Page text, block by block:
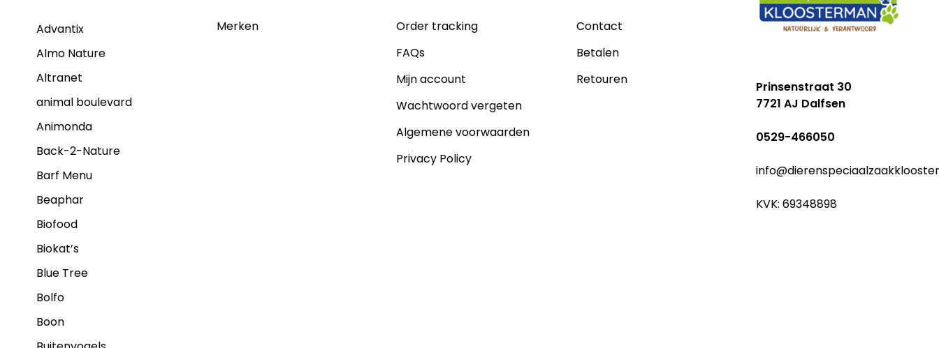
Advantix
Almo Nature
Altranet
animal boulevard
Animonda
Back-2-Nature
Barf Menu
Beaphar
Biofood
Biokat’s
Blue Tree
Bolfo
Boon
Merken
Order tracking
FAQs
Mijn account
Wachtwoord vergeten
Algemene voorwaarden
Privacy Policy
Contact
Betalen
Retouren
Prinsenstraat 30
7721 AJ Dalfsen
0529-466050
KVK: 69348898